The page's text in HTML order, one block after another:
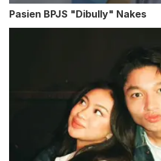
Pasien BPJS "Dibully" Nakes